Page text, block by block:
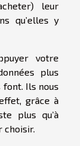
leur
qu’elles y
votre
plus
font. Ils nous
grâce à
plus qu’à
choisir.